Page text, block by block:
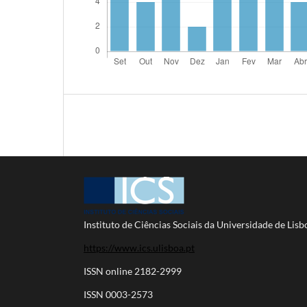
Instituto de Ciências Sociais da Universidade de
https://www.ics.ulisboa.pt
ISSN online 2182-2999
ISSN 0003-2573